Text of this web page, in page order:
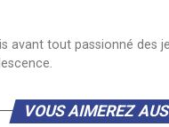
avant tout passionné des
VOUS AIMEREZ